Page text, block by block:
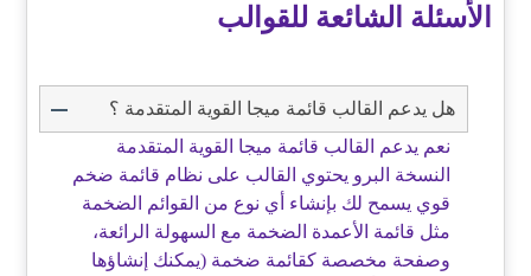
الأسئلة الشائعة للقوالب
هل يدعم القالب قائمة ميجا القوية المتقدمة ؟
نعم يدعم القالب قائمة ميجا القوية المتقدمة
النسخة البرو يحتوي القالب على نظام قائمة ضخم
قوي يسمح لك بإنشاء أي نوع من القوائم الضخمة
مثل قائمة الأعمدة الضخمة مع السهولة الرائعة،
وصفحة مخصصة كقائمة ضخمة (يمكنك إنشاؤها